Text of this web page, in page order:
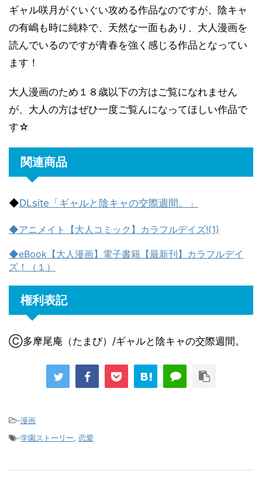
ギャル咲月がぐいぐい攻める作品なのですが、陰キャ
の有嶋も時に純粋で、天然な一面もあり、大人漫画を
読んでいるのですが青春を強く感じる作品となってい
ます！
大人漫画のため１８歳以下の方はご覧になれません
が、大人の方はぜひ一度ご覧んになってほしい作品で
す☆
関連商品
◆DLsite「ギャルと陰キャの交際週間。」
◆アニメイト【大人コミック】カラフルデイズ!(1)
◆eBook【大人漫画】電子書籍【最新刊】カラフルデイ
ズ！（１）
権利表記
Ⓒ多摩尾庵（たまび）/ギャルと陰キャの交際週間。
-漫画
-学園ストーリー, 恋愛